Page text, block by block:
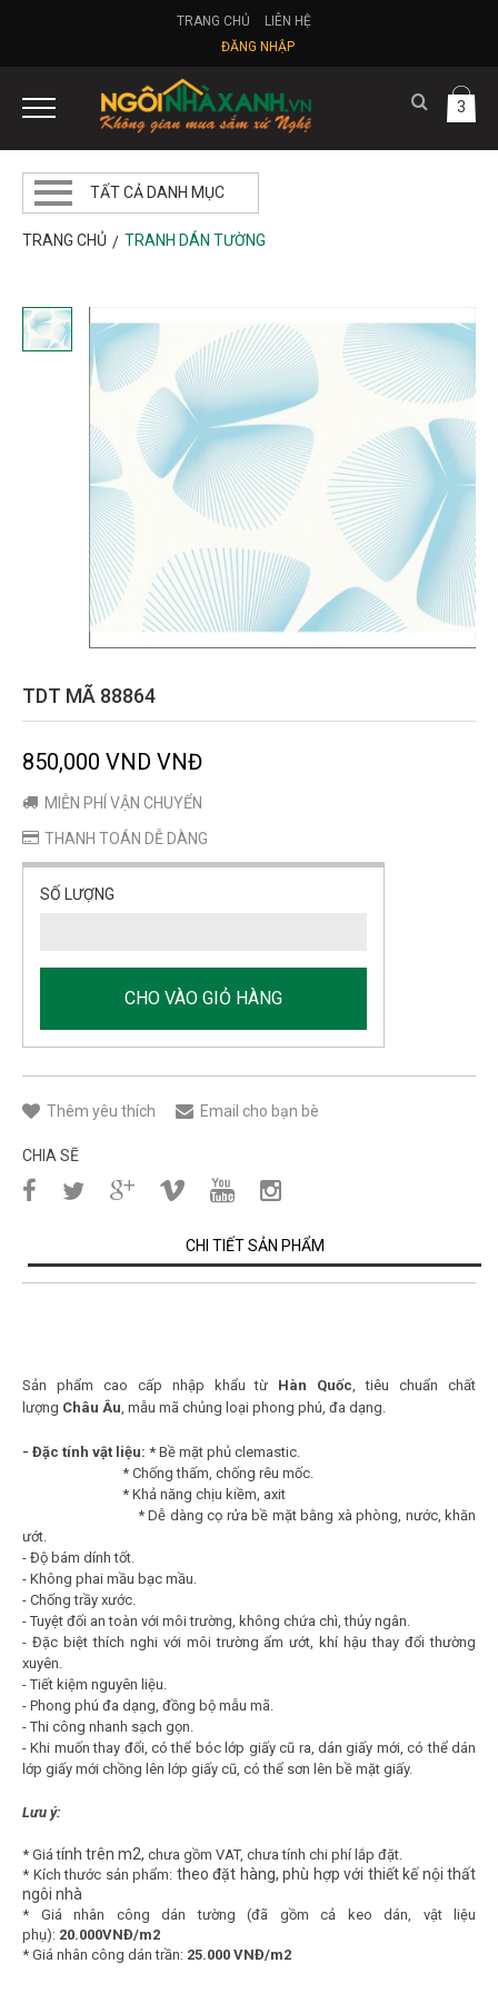
TRANG CHỦ
LIÊN HỆ
ĐĂNG NHẬP
3
TẤT CẢ DANH MỤC
TRANG CHỦ TRANH DÁN TƯỜNG
TDT MÃ 88864
850,000 VND VNĐ
MIỄN PHÍ VẬN CHUYỂN
THANH TOÁN DỄ DÀNG
SỐ LƯỢNG
CHO VÀO GIỎ HÀNG
Thêm yêu thích Email cho bạn bè
CHIA SẼ
CHI TIẾT SẢN PHẨM
Sản phẩm cao cấp nhập khẩu từ Hàn Quốc, tiêu chuẩn chất
lượng Châu Âu, mẫu mã chủng loại phong phú, đa dạng.
- Đặc tính vật liệu: * Bề mặt phủ clemastic.
* Chống thấm, chống rêu mốc.
* Khả năng chịu kiềm, axit
*Dễ dàng cọ rửa bề mặt bằng xà phòng, nước, khăn
ướt.
- Độ bám dính tốt.
- Không phai mầu bạc mầu.
- Chống trầy xước.
- Tuyệt đối an toàn với môi trường, không chứa chì, thủy ngân.
- Đặc biệt thích nghi với môi trường ẩm ướt, khí hậu thay đổi thường
xuyên.
- Tiết kiệm nguyên liệu.
- Phong phú đa dạng, đồng bộ mẫu mã.
- Thi công nhanh sạch gọn.
- Khi muốn thay đổi, có thể bóc lớp giấy cũ ra, dán giấy mới, có thể dán
lớp giấy mới chồng lên lớp giấy cũ, có thể sơn lên bề mặt giấy.
Lưu ý:
* Giá tính trên m2, chưa gồm VAT, chưa tính chi phí lắp đặt.
* Kích thước sản phẩm: theo đặt hàng, phù hợp với thiết kế nội thất
ngôi nhà
* Giá nhân công dán tường (đã gồm cả keo dán, vật liệu
phụ): 20.000VNĐ/m2
* Giá nhân công dán trần: 25.000 VNĐ/m2